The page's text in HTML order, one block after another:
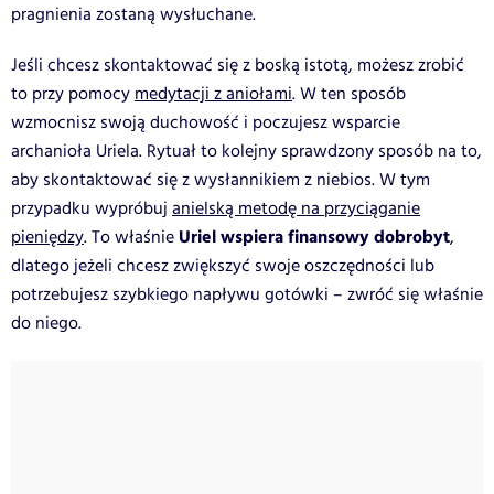
pragnienia zostaną wysłuchane.
Jeśli chcesz skontaktować się z boską istotą, możesz zrobić
to przy pomocymedytacji z aniołami. W ten sposób
wzmocnisz swoją duchowość i poczujesz wsparcie
archanioła Uriela. Rytuał to kolejny sprawdzony sposób na to,
aby skontaktować się z wysłannikiem z niebios. W tym
przypadku wypróbuj anielską metodę na przyciąganie
pieniędzy. To właśnie Uriel wspiera finansowy dobrobyt,
dlatego jeżeli chcesz zwiększyć swoje oszczędności lub
potrzebujesz szybkiego napływu gotówki – zwróć się właśnie
do niego.